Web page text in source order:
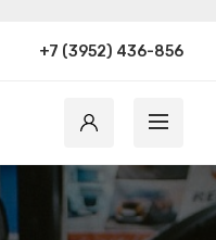
+7 (3952) 436-856